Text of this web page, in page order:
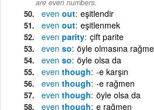
are even numbers.
even out eşitlendir
even out eşitlenmek
even parity çift parite
even so öyle olmasına
even so öyle olsa da
even though -e karşın
even though -e rağmen
even though öyle olsa da
even though e rağmen